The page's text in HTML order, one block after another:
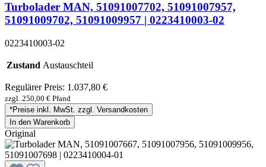
Turbolader MAN, 51091007702, 51091007957,
51091009702, 51091009957 | 0223410003-02
0223410003-02
Zustand Austauschteil
Regulärer Preis: 1.037,80 €
zzgl. 250,00 € Pfand
*Preise inkl. MwSt. zzgl. Versandkosten
In den Warenkorb
Original